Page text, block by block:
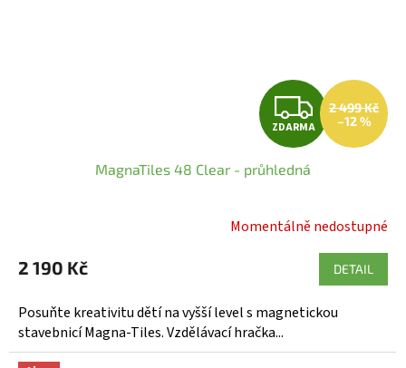
Z
D
R
M
A
ZDARMA
2 499 Kč
–12 %
MagnaTiles 48 Clear - průhledná
produktu
5,0
z
5
Momentálně nedostupné
2 190 Kč DETAIL
Posuňte kreativitu dětí na vyšší level s magnetickou
stavebnicí Magna-Tiles. Vzdělávací hračka...